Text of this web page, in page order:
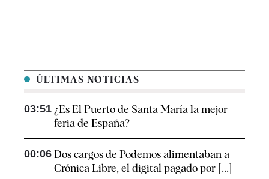
ÚLTIMAS NOTICIAS
03:51 ¿Es El Puerto de Santa María la mejor
feria de España?
00:06 Dos cargos de Podemos alimentaban a
Crónica Libre, el digital pagado por [...]